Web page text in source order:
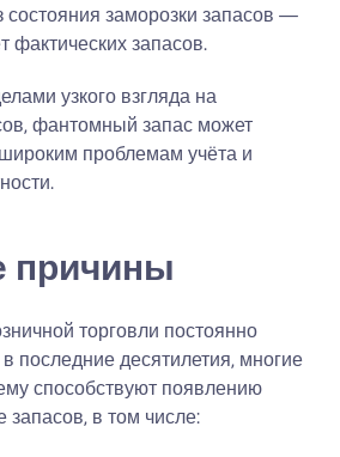
состояния заморозки запасов —
фактических запасов.
узкого взгляда на
фантомный запас может
проблемам учёта и
причины
торговли постоянно
последние десятилетия, многие
способствуют появлению
запасов, в том числе: